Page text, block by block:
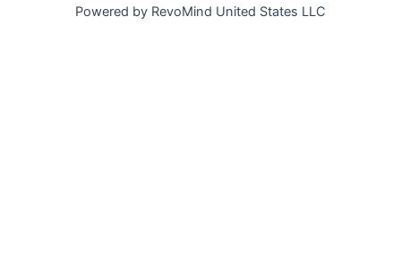
Powered by RevoMind United States LLC